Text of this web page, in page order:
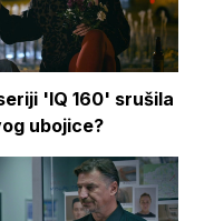
'IQ 160' srušila
ubojice?